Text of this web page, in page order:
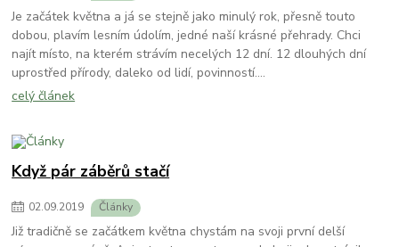
Je začátek května a já se stejně jako minulý rok, přesně touto
dobou, plavím lesním údolím, jedné naší krásné přehrady. Chci
najít místo, na kterém strávím necelých 12 dní. 12 dlouhých dní
uprostřed přírody, daleko od lidí, povinností....
celý článek
Když pár záběrů stačí
02.09.2019 Články
Již tradičně se začátkem května chystám na svoji první delší